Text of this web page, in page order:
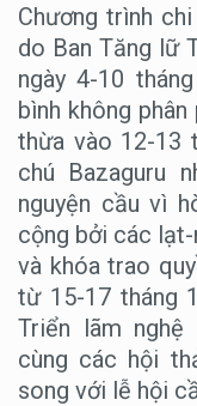
Chương trình
do Ban Tăng lữ
ngày 4-10
bình không
thừa vào 12-13
chú Bazaguru
nguyện cầu vì
cộng bởi các
và khóa trao
từ 15-17 tháng
Triển lãm nghệ
cùng các hội
song với lễ hội